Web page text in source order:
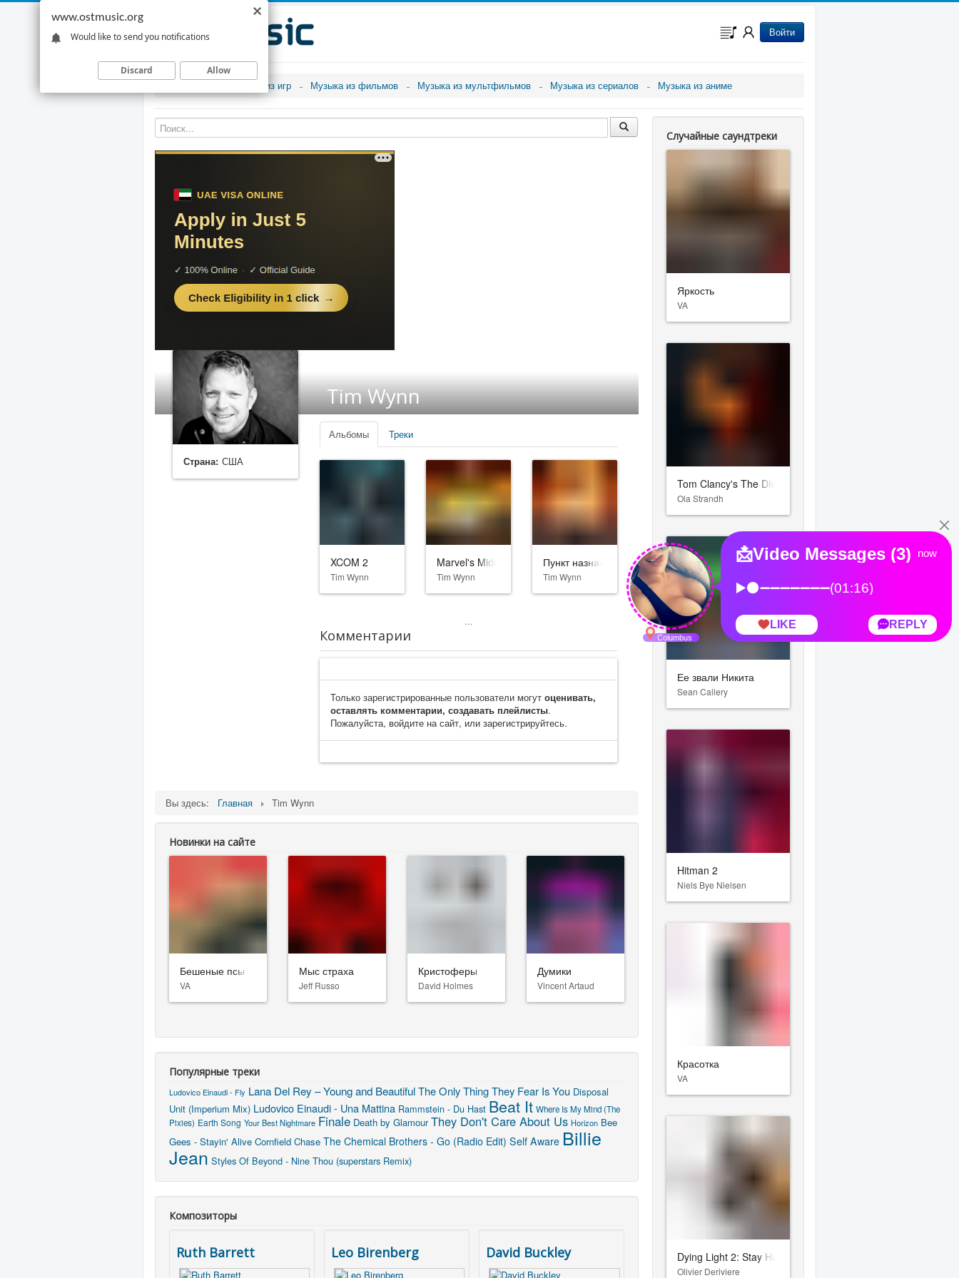
Войти
Музыка из игр Музыка из фильмов Музыка из мультфильмов Музыка из сериалов Музыка из аниме
Tim Wynn
Страна: США
Альбомы Треки
XCOM 2
Tim Wynn
Marvel's Midnight Suns
Tim Wynn
Пункт назначения: Узы крови
Tim Wynn
...
Комментарии
Только зарегистрированные пользователи могутоценивать,
оставлять комментарии, создавать плейлисты.
Пожалуйста, войдите на сайт, или зарегистрируйтесь.
Вы здесь: Главная Tim Wynn
Новинки на сайте
Бешеные псы
VA
Мыс страха
Jeff Russo
Кристоферы
David Holmes
Думики
Vincent Artaud
Популярные треки
Ludovico Einaudi - Fly Lana Del Rey – Young and BeautifulThe Only Thing They Fear Is You Disposal
Unit (Imperium Mix) Ludovico Einaudi - Una Mattina Rammstein - Du Hast Beat It Where Is My Mind (The
Pixies) Earth Song Your Best Nightmare Finale Death by Glamour They Don't Care About Us Horizon Bee
Gees - Stayin' Alive Cornfield Chase The Chemical Brothers - Go (Radio Edit) Self Aware Billie
Jean Styles Of Beyond - Nine Thou (superstars Remix)
Композиторы
Ruth Barrett Leo Birenberg David Buckley
Случайные саундтреки
Яркость
VA
Tom Clancy's The Division 2: Warlords of New York
Ola Strandh
Ее звали Никита
Sean Callery
Hitman 2
Niels Bye Nielsen
Красотка
VA
Dying Light 2: Stay Human
Olivier Deriviere
www.ostmusic.org
Would like to send you notifications
Discard Allow